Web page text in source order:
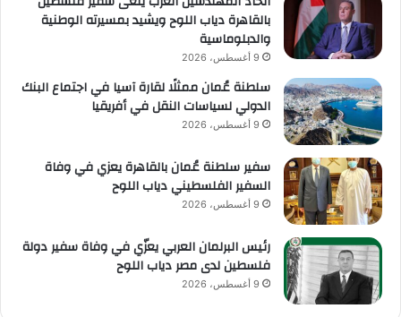
بالقاهرة دياب اللوح ويشيد بمسيرته الوطنية
والدبلوماسية
9 أغسطس، 2026
سلطنة عُمان ممثلًا لقارة آسيا في اجتماع البنك
الدولي لسياسات النقل في أفريقيا
9 أغسطس، 2026
سفير سلطنة عُمان بالقاهرة يعزي في وفاة
السفير الفلسطيني دياب اللوح
9 أغسطس، 2026
رئيس البرلمان العربي يعزّي في وفاة سفير دولة
فلسطين لدى مصر دياب اللوح
9 أغسطس، 2026